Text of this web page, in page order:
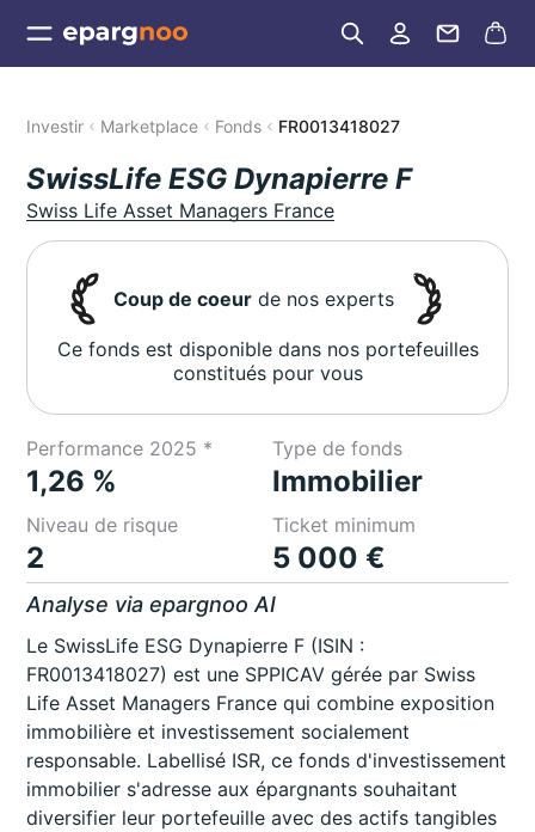
Investir Marketplace Fonds FR0013418027
SwissLife ESG Dynapierre F
Swiss Life Asset Managers France
Coup de coeur de nos experts
Ce fonds est disponible dans nos portefeuilles
constitués pour vous
Performance 2025 *
1,26 %
Type de fonds
Immobilier
Niveau de risque
2
Ticket minimum
5 000 €
Analyse via epargnoo AI
Le SwissLife ESG Dynapierre F (ISIN :
FR0013418027) est une SPPICAV gérée par Swiss
Life Asset Managers France qui combine exposition
immobilière et investissement socialement
responsable. Labellisé ISR, ce fonds d'investissement
immobilier s'adresse aux épargnants souhaitant
diversifier leur portefeuille avec des actifs tangibles